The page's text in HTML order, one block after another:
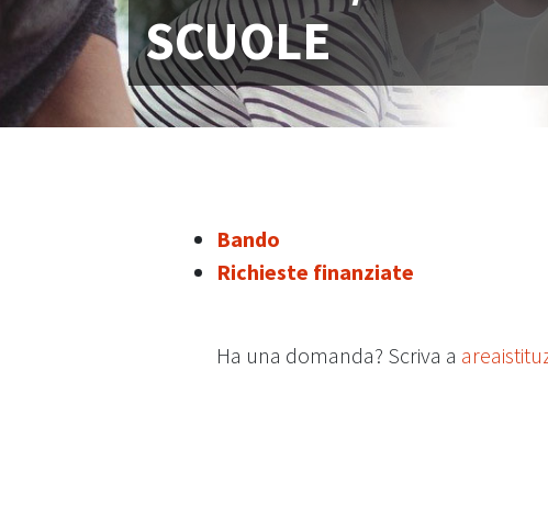
SCUOLE
Bando
Richieste finanziate
Ha una domanda? Scriva a